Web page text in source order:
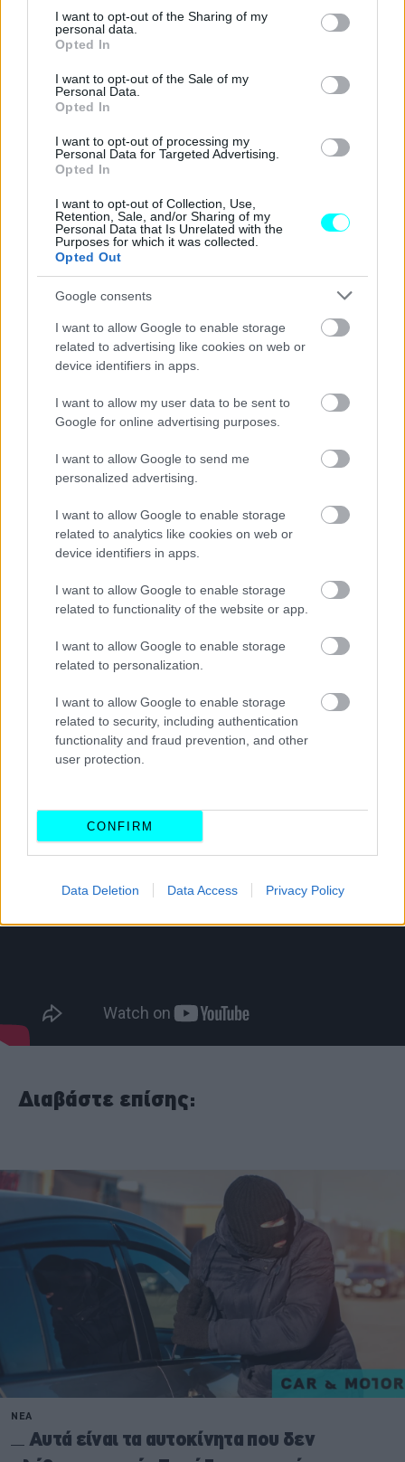
not limited to your visit or usage behaviour. You may click to
grant or deny consent to Google and its third-party tags to
use your data for below specified purposes in below Google
consent section.
I want to opt-out of the Sharing of my
personal data.
Opted In
I want to opt-out of the Sale of my
Personal Data.
Opted In
I want to opt-out of processing my
Personal Data for Targeted Advertising.
Opted In
I want to opt-out of Collection, Use,
Retention, Sale, and/or Sharing of my
Personal Data that Is Unrelated with the
Purposes for which it was collected.
Opted Out
Google consents
I want to allow Google to enable storage
related to advertising like cookies on web or
device identifiers in apps.
I want to allow my user data to be sent to
Google for online advertising purposes.
I want to allow Google to send me
personalized advertising.
I want to allow Google to enable storage
related to analytics like cookies on web or
device identifiers in apps.
I want to allow Google to enable storage
related to functionality of the website or app.
I want to allow Google to enable storage
related to personalization.
I want to allow Google to enable storage
related to security, including authentication
functionality and fraud prevention, and other
user protection.
CONFIRM
Data Deletion Data Access Privacy Policy
Τέλος, αναφέρθηκε και στην αδήριτη ανάγκη
μετεκπαίδευσης των οδηγών,μιας και ένας άνθρωπος
που οδηγεί επί χρόνια ένα παλιάς τεχνολογίας αυτοκίνητο
σύγχρονο ΙΧ το οποίο βρίθει από νέα συστήματα τα οποία
αγνοεί.
Διαβάστε επίσης: